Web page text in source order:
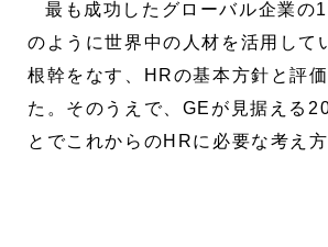
最も成功したグローバル企業の
のように世界中の人材を活用して
根幹をなす、HRの基本方針と評
た。そのうえで、GEが見据える
とでこれからのHRに必要な考え方